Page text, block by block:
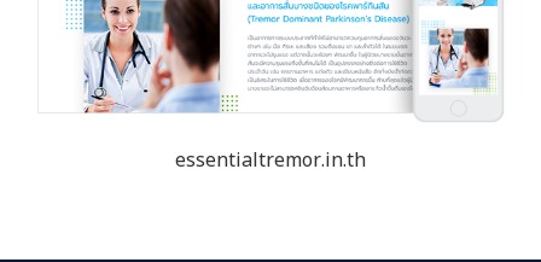
essentialtremor.in.th